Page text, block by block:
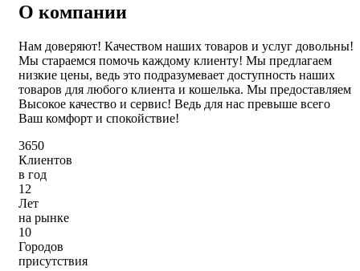
О компании
Нам доверяют! Качеством наших товаров и услуг довольны!
Мы стараемся помочь каждому клиенту! Мы предлагаем
низкие цены, ведь это подразумевает доступность наших
товаров для любого клиента и кошелька. Мы предоставляем
Высокое качество и сервис! Ведь для нас превыше всего
Ваш комфорт и спокойствие!
3650
Клиентов
в год
12
Лет
на рынке
10
Городов
присутствия